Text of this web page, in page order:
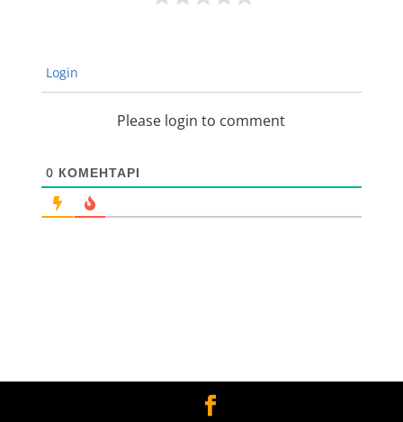
Login
Please login to comment
0 КОМЕНТАРІ